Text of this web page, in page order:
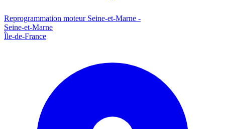
Reprogrammation moteur Seine-et-Marne -
Seine-et-Marne
Île-de-France